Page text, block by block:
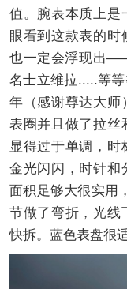
值。腕表本质上是
眼看到这款表的时
也一定会浮现出
名士立维拉.....等
年（感谢尊达大师
表圈并且做了拉丝
显得过于单调，时
金光闪闪，时针和
面积足够大很实用
节做了弯折，光线
快拆。蓝色表盘很